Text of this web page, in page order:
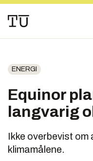
ENERGI
Equinor
langvarig
Ikke overbevist om
klimamålene.